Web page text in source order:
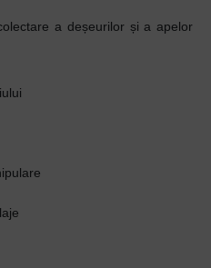
a deșeurilor și a apelor